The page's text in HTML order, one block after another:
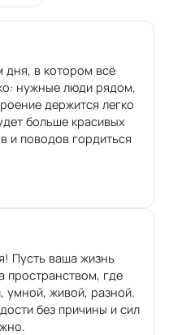
в котором всё
нужные люди рядом,
держится легко
больше красивых
и поводов гордиться
Пусть ваша жизнь
пространством, где
умной, живой, разной.
без причины и сил